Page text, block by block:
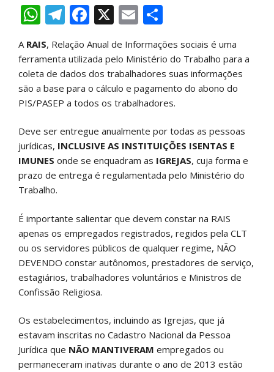
W
at
s
A
p
p
T
e
gr
a
m
F
ac
e
b
o
o
k
X E
ai
l
ar
e
A RAIS, Relação Anual de Informações sociais é uma
ferramenta utilizada pelo Ministério do Trabalho para a
coleta de dados dos trabalhadores suas informações
são a base para o cálculo e pagamento do abono do
PIS/PASEP a todos os trabalhadores.
Deve ser entregue anualmente por todas as pessoas
jurídicas, INCLUSIVE AS INSTITUIÇÕES ISENTAS E
IMUNES onde se enquadram as IGREJAS, cuja forma e
prazo de entrega é regulamentada pelo Ministério do
Trabalho.
É importante salientar que devem constar na RAIS
apenas os empregados registrados, regidos pela CLT
ou os servidores públicos de qualquer regime, NÃO
DEVENDO constar autônomos, prestadores de serviço,
estagiários, trabalhadores voluntários e Ministros de
Confissão Religiosa.
Os estabelecimentos, incluindo as Igrejas, que já
estavam inscritas no Cadastro Nacional da Pessoa
Jurídica que NÃO MANTIVERAM empregados ou
permaneceram inativas durante o ano de 2013 estão